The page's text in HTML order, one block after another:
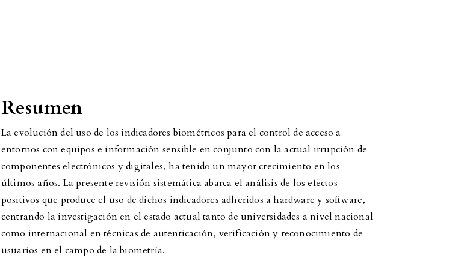
Resumen
La evolución del uso de los indicadores biométricos para el control de acceso a
entornos con equipos e información sensible en conjunto con la actual irrupción de
componentes electrónicos y digitales, ha tenido un mayor crecimiento en los
últimos años. La presente revisión sistemática abarca el análisis de los efectos
positivos que produce el uso de dichos indicadores adheridos a hardware y software,
centrando la investigación en el estado actual tanto de universidades a nivel nacional
como internacional en técnicas de autenticación, verificación y reconocimiento de
usuarios en el campo de la biometría.